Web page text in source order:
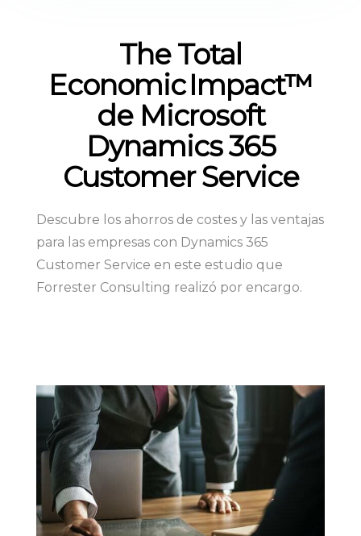
The Total
Economic Impact™
de Microsoft
Dynamics 365
Customer Service
Descubre los ahorros de costes y las ventajas
para las empresas con Dynamics 365
Customer Service en este estudio que
Forrester Consulting realizó por encargo.